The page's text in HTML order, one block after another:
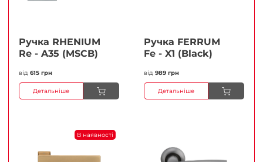
Ручка RHENIUM
Re - A35 (MSCB)
від 615 грн
Детальніше
Ручка FERRUМ
Fe - X1 (Black)
від 989 грн
Детальніше
В наявності